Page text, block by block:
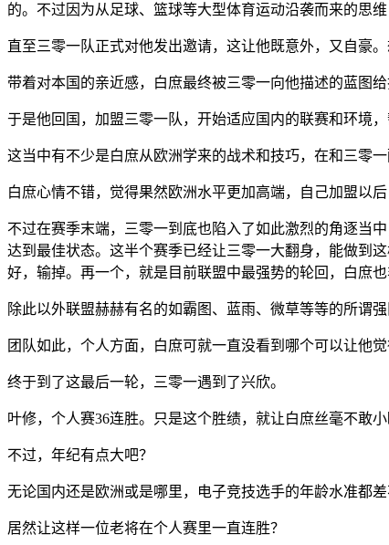
的。不过因为从足球、篮球等大型体育运动沿袭而来的思
直至三零一队正式对他发出邀请，这让他既意外，又自豪
带着对本国的亲近感，白庶最终被三零一向他描述的蓝图
于是他回国，加盟三零一队，开始适应国内的联赛和环境
这当中有不少是白庶从欧洲学来的战术和技巧，在和三零
白庶心情不错，觉得果然欧洲水平更加高端，自己加盟以
不过在赛季末端，三零一到底也陷入了如此激烈的角逐当
达到最佳状态。这半个赛季已经让三零一大翻身，能做到
好，输掉。再一个，就是目前联盟中最强势的轮回，白庶
除此以外联盟赫赫有名的如霸图、蓝雨、微草等等的所谓
团队如此，个人方面，白庶可就一直没看到哪个可以让他
终于到了这最后一轮，三零一遇到了兴欣。
叶修，个人赛36连胜。只是这个胜绩，就让白庶丝毫不敢
不过，年纪有点大吧？
无论国内还是欧洲或是哪里，电子竞技选手的年龄水准都
居然让这样一位老将在个人赛里一直连胜？